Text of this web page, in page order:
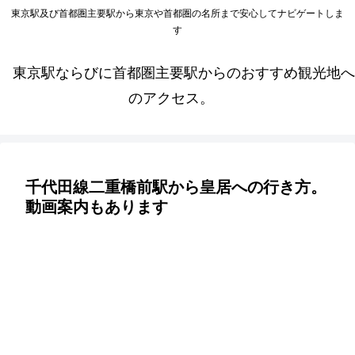
東京駅及び首都圏主要駅から東京や首都圏の名所まで安心してナビゲートしま
す
東京駅ならびに首都圏主要駅からのおすすめ観光地へ
のアクセス。
千代田線二重橋前駅から皇居への行き方。
動画案内もあります